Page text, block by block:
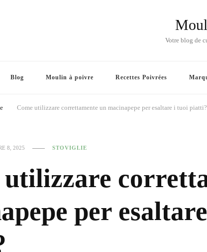
Votre blog de
Blog Moulin à poivre Recettes Poivrées
Come utilizzare correttamente un macinapepe per esaltare i tuoi piatti?
8, 2025 STOVIGLIE
utilizzare
per